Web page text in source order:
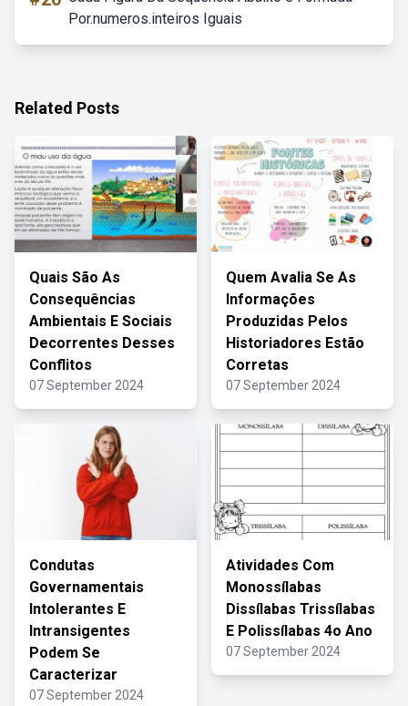
Por.numeros.inteiros Iguais
Related Posts
Quais São As
Consequências
Ambientais E Sociais
Decorrentes Desses
Conflitos
07 September 2024
Quem Avalia Se As
Informações
Produzidas Pelos
Historiadores Estão
Corretas
07 September 2024
Condutas
Governamentais
Intolerantes E
Intransigentes
Podem Se
Caracterizar
07 September 2024
Atividades Com
Monossílabas
Dissílabas Trissílabas
E Polissílabas 4o Ano
07 September 2024